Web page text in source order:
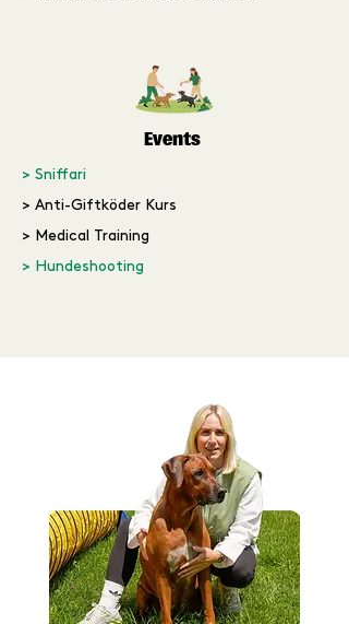
Events
> Sniffari
> Anti-Giftköder Kurs
> Medical Training
> Hundeshooting